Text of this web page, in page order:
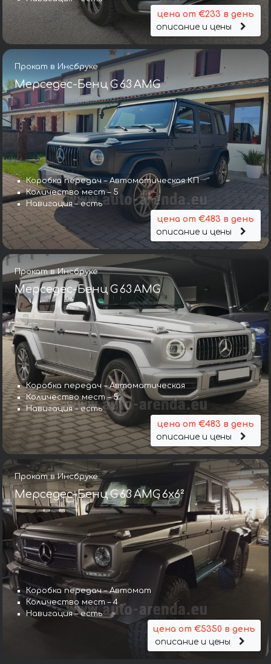
цена от €233 в день
описание и цены
Прокат в Инсбруке
Мерседес-Бенц G 63 AMG
Коробка передач – Автоматическая КП
Количество мест – 5
Навигация – есть
цена от €483 в день
описание и цены
Прокат в Инсбруке
Мерседес-Бенц G 63 AMG
Коробка передач – Автоматическая
Количество мест – 5
Навигация – есть
цена от €483 в день
описание и цены
Прокат в Инсбруке
Мерседес-Бенц G 63 AMG 6x6²
Коробка передач – Автомат
Количество мест – 4
Навигация – есть
цена от €5350 в день
описание и цены